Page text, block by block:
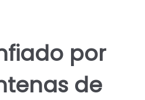
e materiais perigosos,
tecnologias emergentes. A
confiabilidade, sustentabilidade e
seus projetos com
que atendem aos altos padrões
por
de